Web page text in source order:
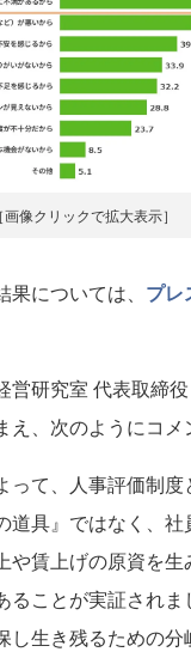
［画像クリックで拡大表示］
については、 プレ
研究室 代表取締役
、次のようにコメ
て、人事評価制度
道具』ではなく、社
や賃上げの原資を
ることが実証されま
し生き残るための